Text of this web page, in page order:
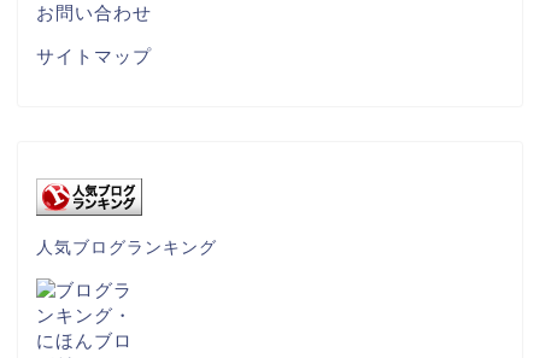
お問い合わせ
サイトマップ
人気ブログランキング